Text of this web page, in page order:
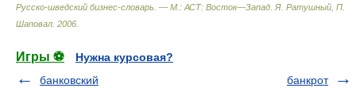
Русско-шведский бизнес-словарь. — М.: АСТ: Восток—Запад Я. Ратушный, П.
Шаповал 2006
Игры ⚽
Нужна курсовая?
банковский
банкрот